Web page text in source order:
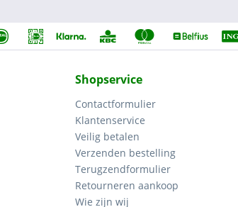
Shopservice
Contactformulier
Klantenservice
Veilig betalen
Verzenden bestelling
Terugzendformulier
Retourneren aankoop
Wie zijn wij